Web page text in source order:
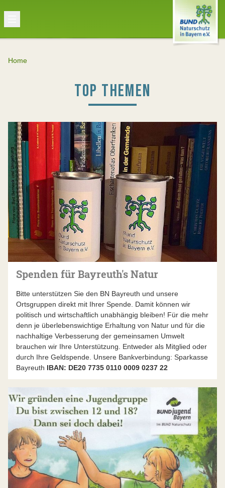
Home
TOP THEMEN
Spenden für Bayreuth's Natur
Bitte unterstützen Sie den BN Bayreuth und unsere
Ortsgruppen direkt mit Ihrer Spende. Damit können wir
politisch und wirtschaftlich unabhängig bleiben! Für die mehr
denn je überlebenswichtige Erhaltung von Natur und für die
nachhaltige Verbesserung der gemeinsamen Umwelt
brauchen wir Ihre Unterstützung. Entweder als Mitglied oder
durch Ihre Geldspende. Unsere Bankverbindung: Sparkasse
Bayreuth IBAN: DE20 7735 0110 0009 0237 22